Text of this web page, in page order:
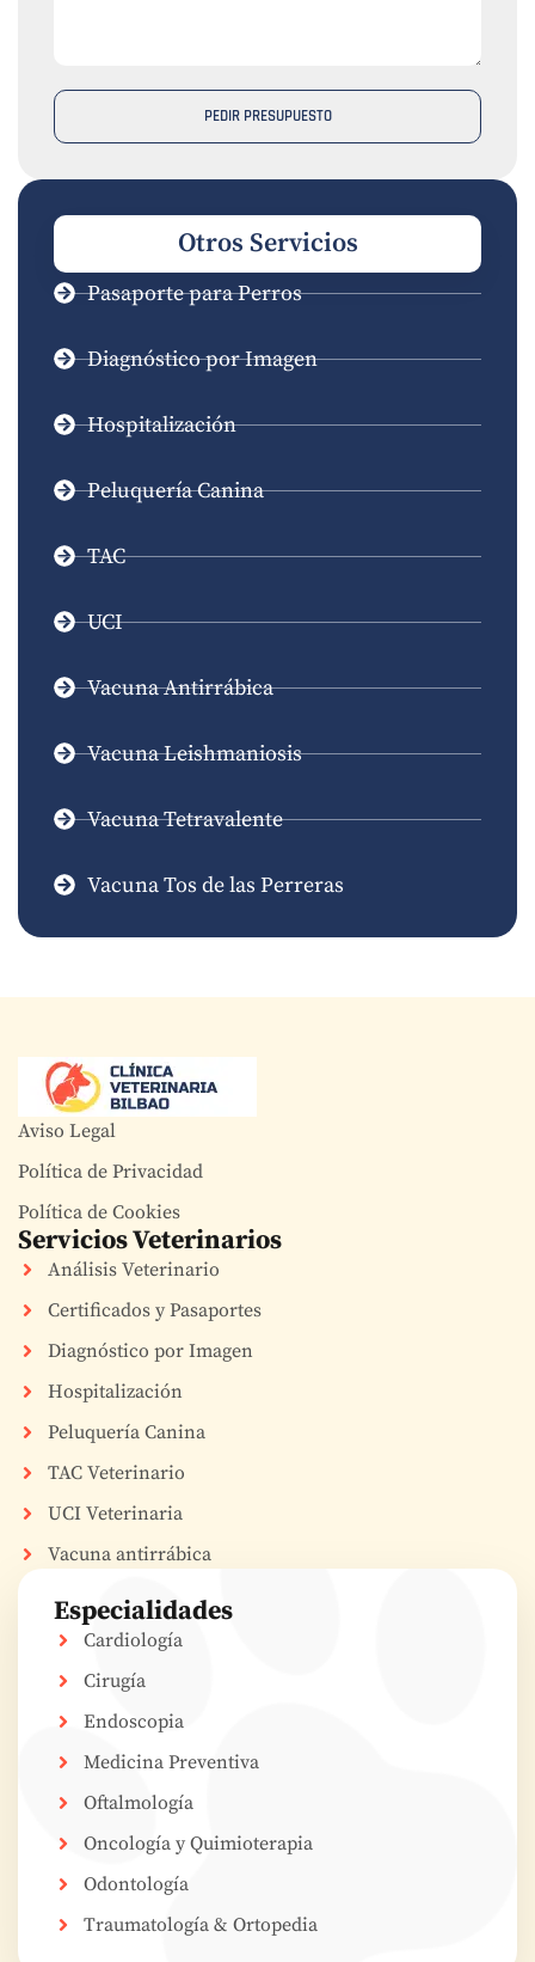
PEDIR PRESUPUESTO
Otros Servicios
Pasaporte para Perros
Diagnóstico por Imagen
Hospitalización
Peluquería Canina
TAC
UCI
Vacuna Antirrábica
Vacuna Leishmaniosis
Vacuna Tetravalente
Vacuna Tos de las Perreras
Aviso Legal
Política de Privacidad
Política de Cookies
Servicios Veterinarios
Análisis Veterinario
Certificados y Pasaportes
Diagnóstico por Imagen
Hospitalización
Peluquería Canina
TAC Veterinario
UCI Veterinaria
Vacuna antirrábica
Especialidades
Cardiología
Cirugía
Endoscopia
Medicina Preventiva
Oftalmología
Oncología y Quimioterapia
Odontología
Traumatología & Ortopedia